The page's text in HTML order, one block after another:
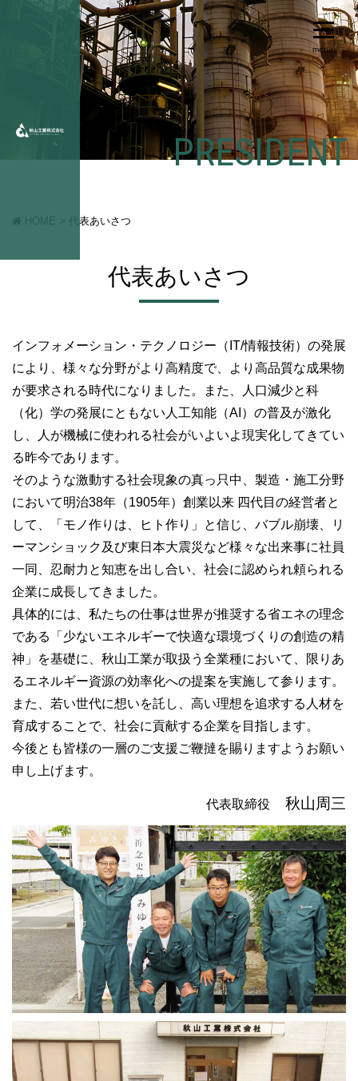
PRESIDENT
HOME > 代表あいさつ
代表あいさつ
インフォメーション・テクノロジー（IT/情報技術）の発展
により、様々な分野がより高精度で、より高品質な成果物
が要求される時代になりました。また、人口減少と科
（化）学の発展にともない人工知能（AI）の普及が激化
し、人が機械に使われる社会がいよいよ現実化してきてい
る昨今であります。
そのような激動する社会現象の真っ只中、製造・施工分野
において明治38年（1905年）創業以来 四代目の経営者と
して、「モノ作りは、ヒト作り」と信じ、バブル崩壊、リ
ーマンショック及び東日本大震災など様々な出来事に社員
一同、忍耐力と知恵を出し合い、社会に認められ頼られる
企業に成長してきました。
具体的には、私たちの仕事は世界が推奨する省エネの理念
である「少ないエネルギーで快適な環境づくりの創造の精
神」を基礎に、秋山工業が取扱う全業種において、限りあ
るエネルギー資源の効率化への提案を実施して参ります。
また、若い世代に想いを託し、高い理想を追求する人材を
育成することで、社会に貢献する企業を目指します。
今後とも皆様の一層のご支援ご鞭撻を賜りますようお願い
申し上げます。
代表取締役 秋山周三